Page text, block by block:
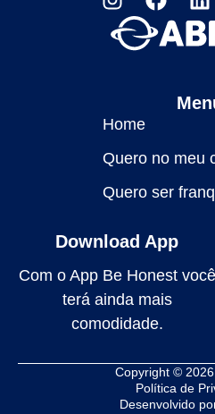
Home
Quero no meu
Quero ser
Download App
Com o App Be Honest você
terá ainda mais
comodidade.
Copyright ©
Política de
Desenvolvido